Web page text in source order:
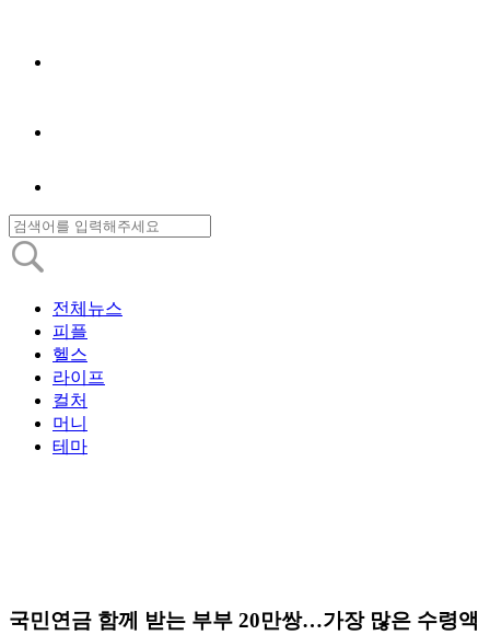
전체뉴스
피플
헬스
라이프
컬처
머니
테마
국민연금 함께 받는 부부 20만쌍…가장 많은 수령액